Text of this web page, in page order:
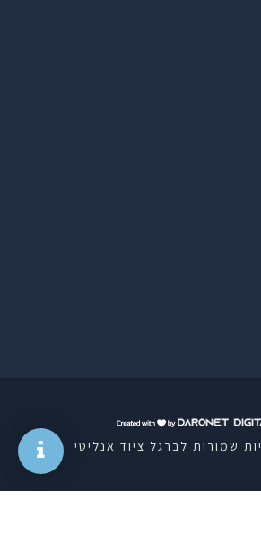
ד
ר
שמורות לברגל ציוד אנליטי